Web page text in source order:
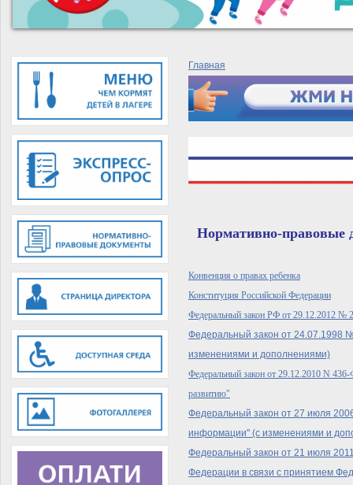
Главная
Нормативно-правовые
Конвенция о правах ребенка
Конституция Российской Федерации
Федеральный закон РФ от 29.12.2012 №
Федеральный закон от 24.07.1998
изменениями и дополнениями)
Федеральный закон от 29.12.2010 N
развитию"
Федеральный закон от 27 июля
информации" (с изменениями и
Федеральный закон от 21 июля
Федерации в связи с принятием